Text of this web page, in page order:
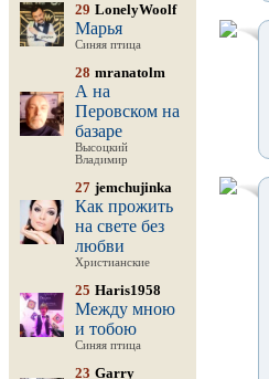
29 LonelyWoolf
Марья
Синяя птица
28 mranatolm
А на
Перовском на
базаре
Высоцкий
Владимир
27 jemchujinka
Как прожить
на свете без
любви
Христианские
25 Haris1958
Между мною
и тобою
Синяя птица
23 Garry